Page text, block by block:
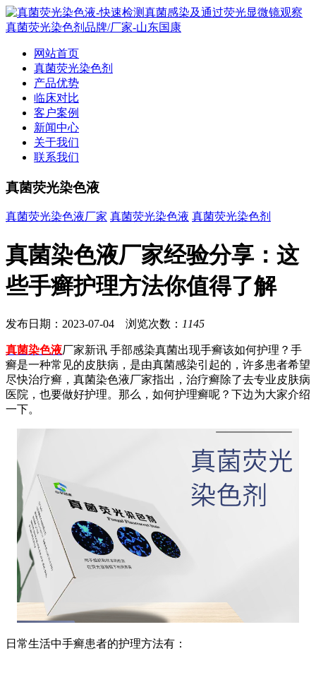
网站首页
真菌荧光染色剂
产品优势
临床对比
客户案例
新闻中心
关于我们
联系我们
真菌荧光染色液
真菌荧光染色液厂家 真菌荧光染色液 真菌荧光染色剂
真菌染色液厂家经验分享：这
些手癣护理方法你值得了解
发布日期：2023-07-04 浏览次数： 1145
真菌染色液厂家新讯 手部感染真菌出现手癣该如何护理？手
癣是一种常见的皮肤病，是由真菌感染引起的，许多患者希望
尽快治疗癣，真菌染色液厂家指出，治疗癣除了去专业皮肤病
医院，也要做好护理。那么，如何护理癣呢？下边为大家介绍
一下。
日常生活中手癣患者的护理方法有：